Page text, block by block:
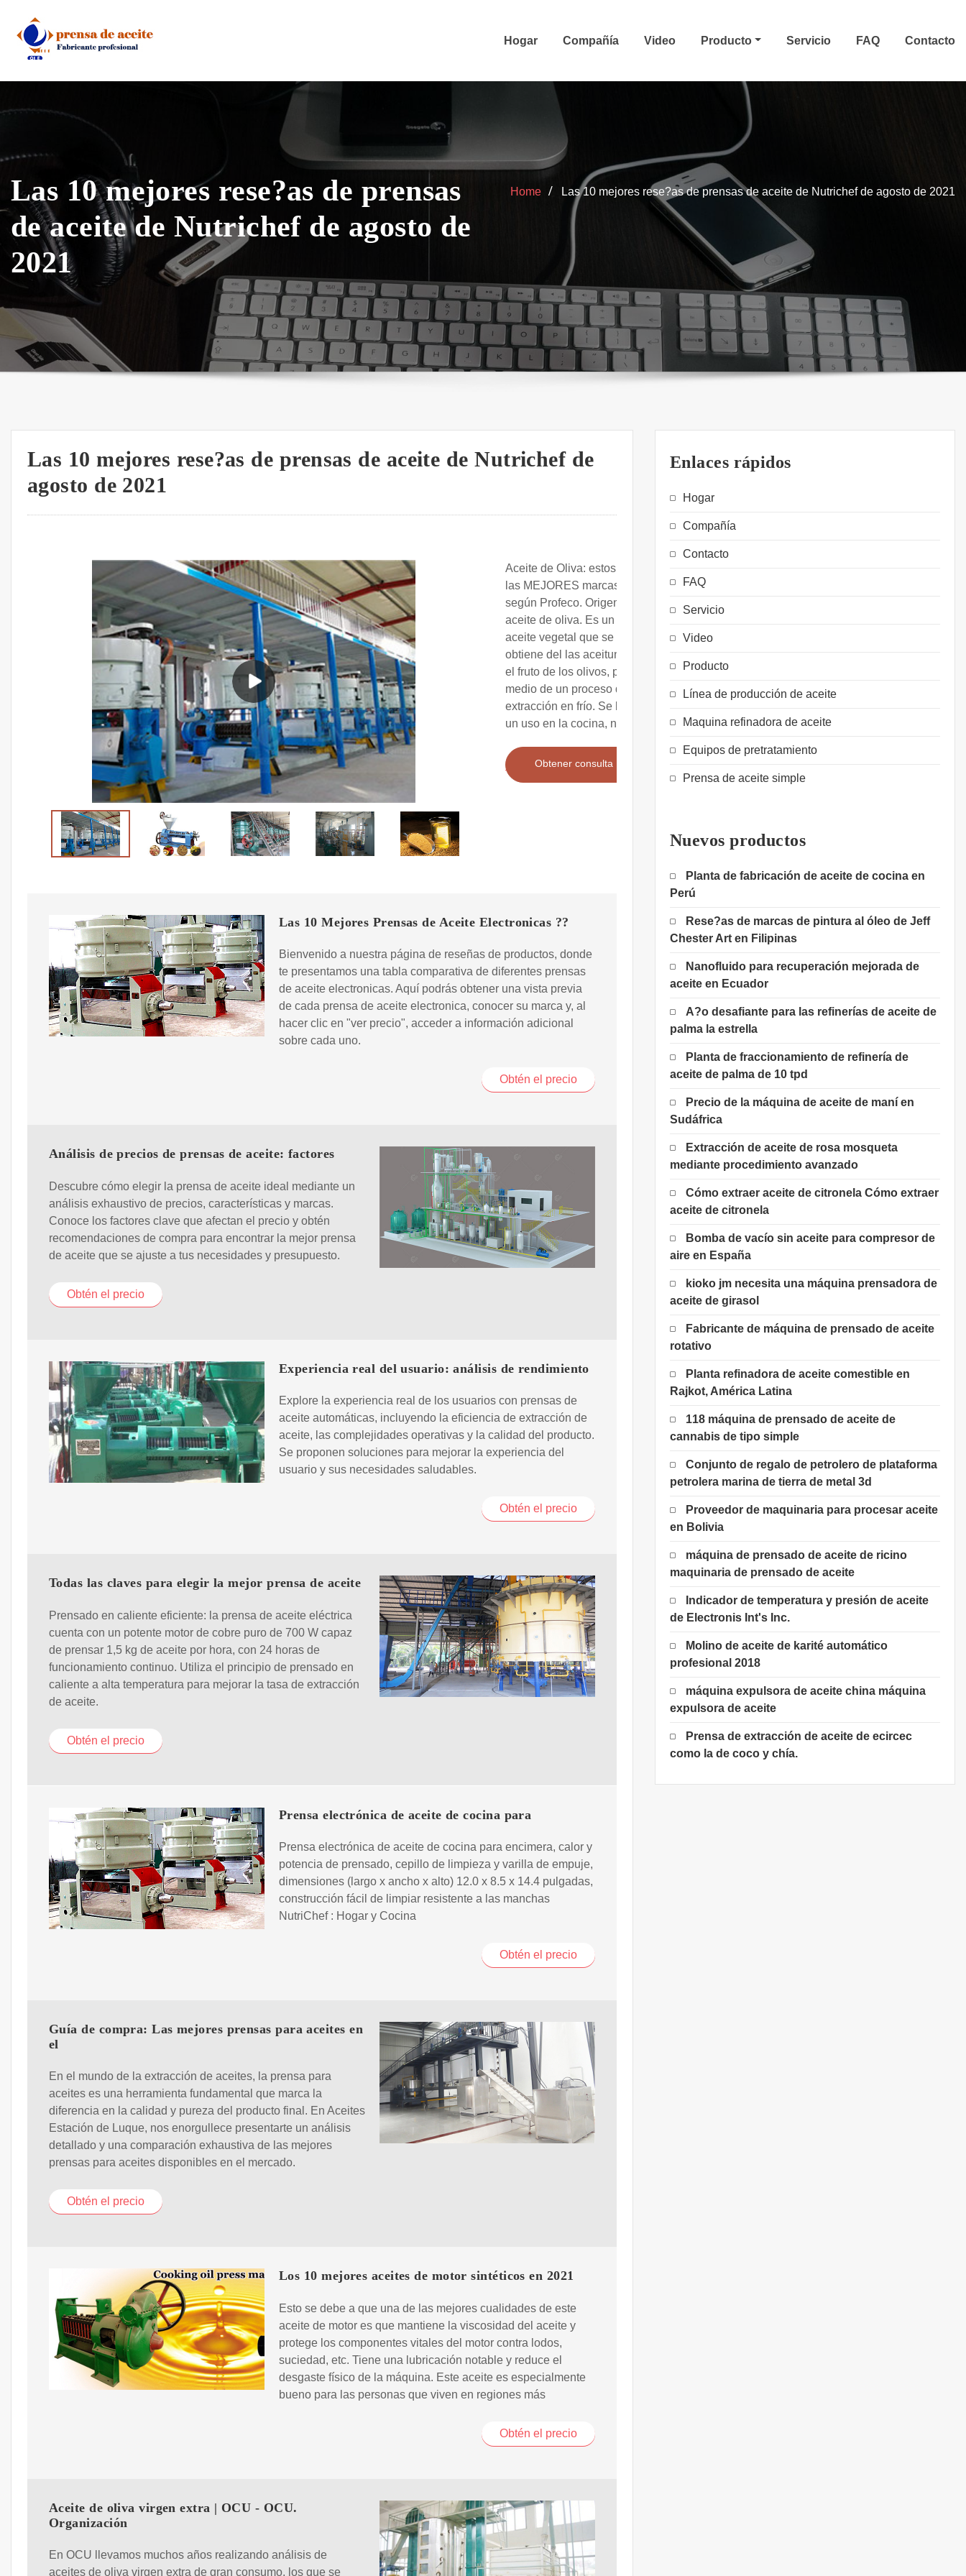
content
Hogar Compañía Video Producto Servicio FAQ Contacto
Las 10 mejores rese?as de prensas
de aceite de Nutrichef de agosto de
2021
Home Las 10 mejores rese?as de prensas de aceite de Nutrichef de agosto de 2021
Las 10 mejores rese?as de prensas de aceite de Nutrichef de
agosto de 2021
Aceite de Oliva: estos son
las MEJORES marcas,
según Profeco. Origen del
aceite de oliva. Es un
aceite vegetal que se
obtiene del las aceitunas,
el fruto de los olivos, por
medio de un proceso de
extracción en frío. Se le da
un uso en la cocina, no
Obtener consulta
Las 10 Mejores Prensas de Aceite Electronicas ??
Bienvenido a nuestra página de reseñas de productos, donde
te presentamos una tabla comparativa de diferentes prensas
de aceite electronicas. Aquí podrás obtener una vista previa
de cada prensa de aceite electronica, conocer su marca y, al
hacer clic en "ver precio", acceder a información adicional
sobre cada uno.
Obtén el precio
Análisis de precios de prensas de aceite: factores
Descubre cómo elegir la prensa de aceite ideal mediante un
análisis exhaustivo de precios, características y marcas.
Conoce los factores clave que afectan el precio y obtén
recomendaciones de compra para encontrar la mejor prensa
de aceite que se ajuste a tus necesidades y presupuesto.
Obtén el precio
Experiencia real del usuario: análisis de rendimiento
Explore la experiencia real de los usuarios con prensas de
aceite automáticas, incluyendo la eficiencia de extracción de
aceite, las complejidades operativas y la calidad del producto.
Se proponen soluciones para mejorar la experiencia del
usuario y sus necesidades saludables.
Obtén el precio
Todas las claves para elegir la mejor prensa de aceite
Prensado en caliente eficiente: la prensa de aceite eléctrica
cuenta con un potente motor de cobre puro de 700 W capaz
de prensar 1,5 kg de aceite por hora, con 24 horas de
funcionamiento continuo. Utiliza el principio de prensado en
caliente a alta temperatura para mejorar la tasa de extracción
de aceite.
Obtén el precio
Prensa electrónica de aceite de cocina para
Prensa electrónica de aceite de cocina para encimera, calor y
potencia de prensado, cepillo de limpieza y varilla de empuje,
dimensiones (largo x ancho x alto) 12.0 x 8.5 x 14.4 pulgadas,
construcción fácil de limpiar resistente a las manchas
NutriChef : Hogar y Cocina
Obtén el precio
Guía de compra: Las mejores prensas para aceites en
el
En el mundo de la extracción de aceites, la prensa para
aceites es una herramienta fundamental que marca la
diferencia en la calidad y pureza del producto final. En Aceites
Estación de Luque, nos enorgullece presentarte un análisis
detallado y una comparación exhaustiva de las mejores
prensas para aceites disponibles en el mercado.
Obtén el precio
Los 10 mejores aceites de motor sintéticos en 2021
Esto se debe a que una de las mejores cualidades de este
aceite de motor es que mantiene la viscosidad del aceite y
protege los componentes vitales del motor contra lodos,
suciedad, etc. Tiene una lubricación notable y reduce el
desgaste físico de la máquina. Este aceite es especialmente
bueno para las personas que viven en regiones más
Obtén el precio
Aceite de oliva virgen extra | OCU - OCU.
Organización
En OCU llevamos muchos años realizando análisis de
aceites de oliva virgen extra de gran consumo, los que se
Enlaces rápidos
Hogar
Compañía
Contacto
FAQ
Servicio
Video
Producto
Línea de producción de aceite
Maquina refinadora de aceite
Equipos de pretratamiento
Prensa de aceite simple
Nuevos productos
Planta de fabricación de aceite de cocina en
Perú
Rese?as de marcas de pintura al óleo de Jeff
Chester Art en Filipinas
Nanofluido para recuperación mejorada de
aceite en Ecuador
A?o desafiante para las refinerías de aceite de
palma la estrella
Planta de fraccionamiento de refinería de
aceite de palma de 10 tpd
Precio de la máquina de aceite de maní en
Sudáfrica
Extracción de aceite de rosa mosqueta
mediante procedimiento avanzado
Cómo extraer aceite de citronela Cómo extraer
aceite de citronela
Bomba de vacío sin aceite para compresor de
aire en España
kioko jm necesita una máquina prensadora de
aceite de girasol
Fabricante de máquina de prensado de aceite
rotativo
Planta refinadora de aceite comestible en
Rajkot, América Latina
118 máquina de prensado de aceite de
cannabis de tipo simple
Conjunto de regalo de petrolero de plataforma
petrolera marina de tierra de metal 3d
Proveedor de maquinaria para procesar aceite
en Bolivia
máquina de prensado de aceite de ricino
maquinaria de prensado de aceite
Indicador de temperatura y presión de aceite
de Electronis Int's Inc.
Molino de aceite de karité automático
profesional 2018
máquina expulsora de aceite china máquina
expulsora de aceite
Prensa de extracción de aceite de ecircec
como la de coco y chía.